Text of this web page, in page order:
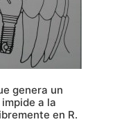
genera un
a la
en R.